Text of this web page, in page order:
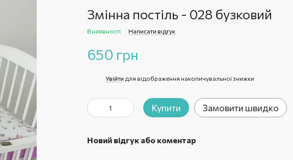
Змінна постіль - 028 бузковий
В наявності Написати відгук
650 грн
Увійти для відображення накопичувальної знижки
Купити Замовити швидко
Новий відгук або коментар